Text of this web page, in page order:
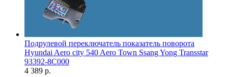
Подрулевой переключатель показатель поворота
Hyundai Aero city 540 Aero Town Ssang Yong Transstar
93392-8C000
4 389 р.